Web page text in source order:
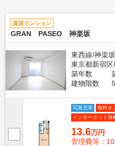
賃貸マンション
GRAN PASEO 神楽坂
東西線/神楽
東京都新宿
築年数
建物階数
写真充実
無料オ
インターネット無
13.6万円
管理費等：